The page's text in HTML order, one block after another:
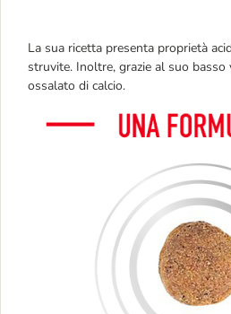
La sua ricetta presenta proprietà
struvite. Inoltre, grazie al suo
ossalato di calcio.